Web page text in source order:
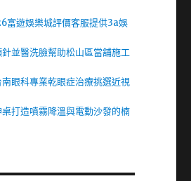
富遊娛樂城評價客服提供3a娛
並醫洗臉幫助松山區當舖施工
眼科專業乾眼症治療挑選近視
打造噴霧降溫與電動沙發的楠